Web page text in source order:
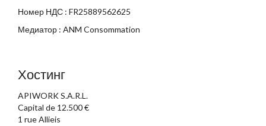
Номер НДС : FR25889562625
Медиатор : ANM Consommation
Хостинг
APIWORK S.A.R.L.
Capital de 12.500 €
1 rue Allieis